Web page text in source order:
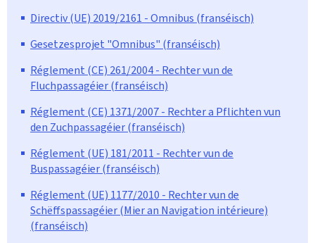
Directiv (UE) 2019/2161 - Omnibus (franséisch)
Gesetzesprojet "Omnibus" (franséisch)
Réglement (CE) 261/2004 - Rechter vun de
Fluchpassagéier (franséisch)
Réglement (CE) 1371/2007 - Rechter a Pflichten vun
den Zuchpassagéier (franséisch)
Réglement (UE) 181/2011 - Rechter vun de
Buspassagéier (franséisch)
Réglement (UE) 1177/2010 - Rechter vun de
Schëffspassagéier (Mier an Navigation intérieure)
(franséisch)